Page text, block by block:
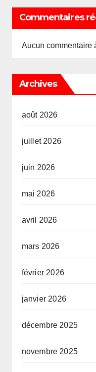
Commentaires
Aucun commentaire
Archives
août 2026
juillet 2026
juin 2026
mai 2026
avril 2026
mars 2026
février 2026
janvier 2026
décembre 2025
novembre 2025